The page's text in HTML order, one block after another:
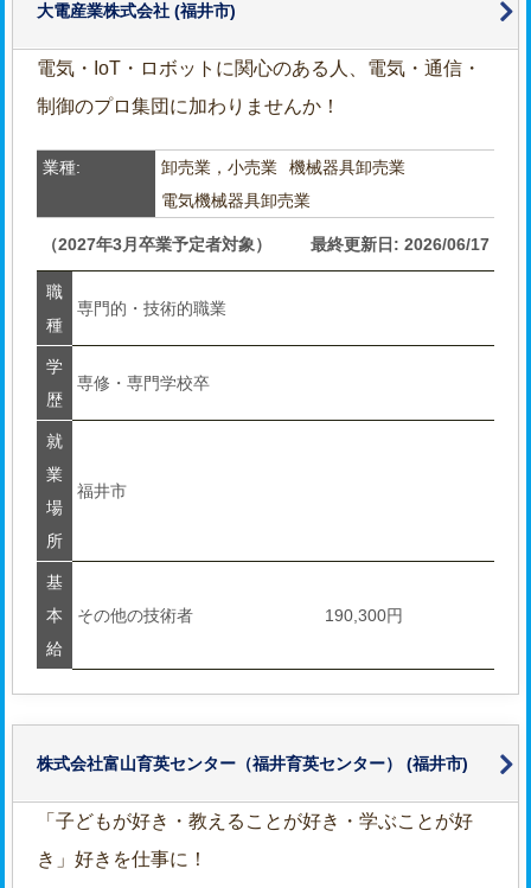
大電産業株式会社 (福井市)
電気・IoT・ロボットに関心のある人、電気・通信・
制御のプロ集団に加わりませんか！
業種: 卸売業，小売業
機械器具卸売業
電気機械器具卸売業
（2027年3月卒業予定者対象） 最終更新日: 2026/06/17
職
種
専門的・技術的職業
学
歴
専修・専門学校卒
就
業
場
所
福井市
基
本
給
その他の技術者 190,300円
株式会社富山育英センター（福井育英センター） (福井市)
「子どもが好き・教えることが好き・学ぶことが好
き」好きを仕事に！